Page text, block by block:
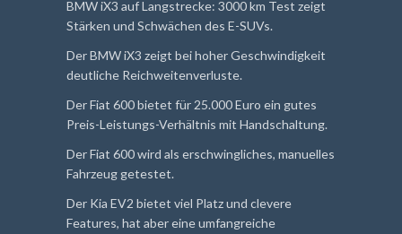
BMW iX3 auf Langstrecke: 3000 km Test zeigt
Stärken und Schwächen des E-SUVs.
Der BMW iX3 zeigt bei hoher Geschwindigkeit
deutliche Reichweitenverluste.
Der Fiat 600 bietet für 25.000 Euro ein gutes
Preis-Leistungs-Verhältnis mit Handschaltung.
Der Fiat 600 wird als erschwingliches, manuelles
Fahrzeug getestet.
Der Kia EV2 bietet viel Platz und clevere
Features, hat aber eine umfangreiche